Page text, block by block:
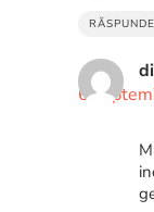
RĂSPUNDE
6